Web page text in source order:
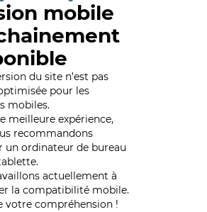
mobile
du site n’est pas
pour les
mobiles.
meilleure expérience,
recommandons
un ordinateur de bureau
actuellement à
la compatibilité mobile.
votre compréhension !